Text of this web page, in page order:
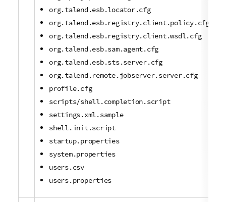
org.talend.esb.locator.cfg
org.talend.esb.registry.client.policy.cfg
org.talend.esb.registry.client.wsdl.cfg
org.talend.esb.sam.agent.cfg
org.talend.esb.sts.server.cfg
org.talend.remote.jobserver.server.cfg
profile.cfg
scripts/shell.completion.script
settings.xml.sample
shell.init.script
startup.properties
system.properties
users.csv
users.properties